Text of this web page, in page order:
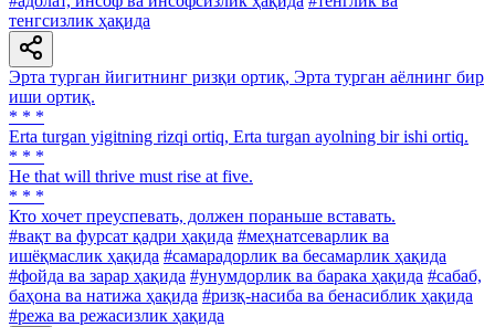
тенгсизлик ҳақида
Эрта турган йигитнинг ризқи ортиқ, Эрта турган аёлнинг бир
иши ортиқ.
* * *
Erta turgan yigitning rizqi ortiq, Erta turgan ayolning bir ishi ortiq.
* * *
He that will thrive must rise at five.
* * *
Кто хочет преуспевать, должен пораньше вставать.
#вақт ва фурсат қадри ҳақида #меҳнатсеварлик ва
ишёқмаслик ҳақида #самарадорлик ва бесамарлик ҳақида
#фойда ва зарар ҳақида #унумдорлик ва барака ҳақида #сабаб,
баҳона ва натижа ҳақида #ризқ-насиба ва бенасиблик ҳақида
#режа ва режасизлик ҳақида